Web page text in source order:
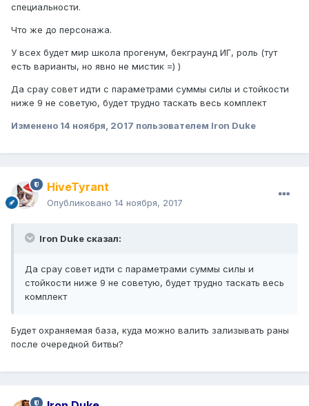
специальности.
Что же до персонажа.
У всех будет мир школа прогенум, бекграунд ИГ, роль (тут
есть варианты, но явно не мистик =) )
Да срау совет идти с параметрами суммы силы и стойкости
ниже 9 не советую, будет трудно таскать весь комплект
Изменено 14 ноября, 2017 пользователем Iron Duke
HiveTyrant
Опубликовано 14 ноября, 2017
Iron Duke сказал:
Да срау совет идти с параметрами суммы силы и
стойкости ниже 9 не советую, будет трудно таскать весь
комплект
Будет охраняемая база, куда можно валить зализывать раны
после очередной битвы?